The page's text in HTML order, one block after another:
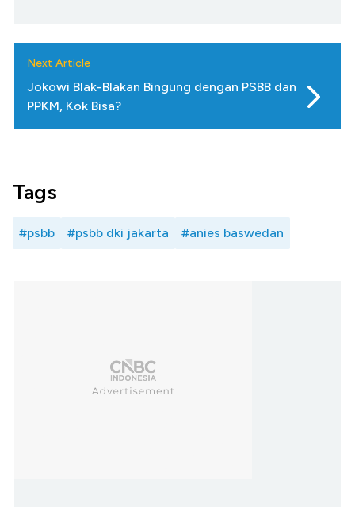
Next Article
Jokowi Blak-Blakan Bingung dengan PSBB dan
PPKM, Kok Bisa?
Tags
#psbb #psbb dki jakarta #anies baswedan